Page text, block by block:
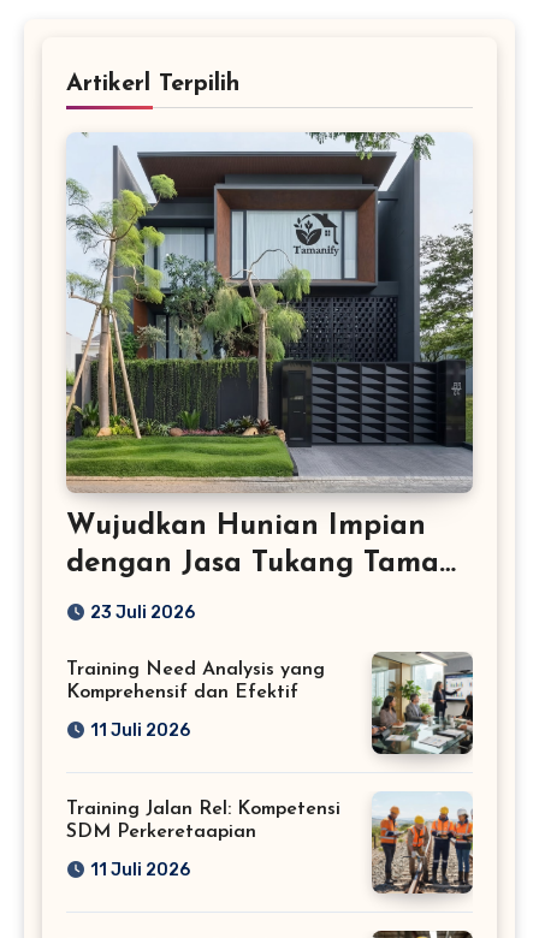
Artikerl Terpilih
Wujudkan Hunian Impian
dengan Jasa Tukang Taman
Profesional
23 Juli 2026
Training Need Analysis yang
Komprehensif dan Efektif
11 Juli 2026
Training Jalan Rel: Kompetensi
SDM Perkeretaapian
11 Juli 2026